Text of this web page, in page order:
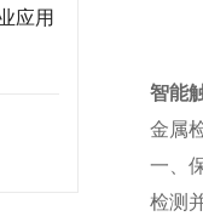
应用
智能
金属
一、
检测